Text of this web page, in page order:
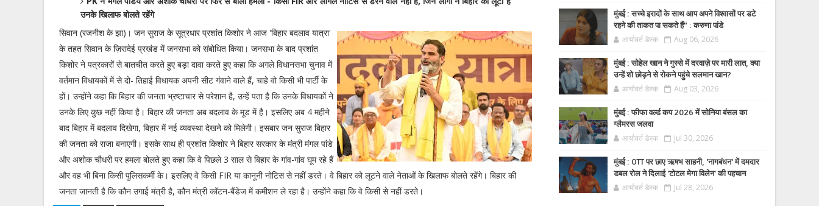
उनके खिलाफ बोलते रहेंगे
सिवान (रजनीश के झा)। जन सुराज के सूत्रधार प्रशांत किशोर ने आज 'बिहार बदलाव यात्रा'
के तहत सिवान के ज़िरादेई प्रखंड में जनसभा को संबोधित किया। जनसभा के बाद प्रशांत
किशोर ने पत्रकारों से बातचीत करते हुए बड़ा दावा करते हुए कहा कि अगले विधानसभा चुनाव में
वर्तमान विधायकों में से दो- तिहाई विधायक अपनी सीट गंवाने वाले हैं, चाहे वो किसी भी पार्टी के
हों। उन्होंने कहा कि बिहार की जनता भ्रष्टाचार से परेशान है, उन्हें पता है कि उनके विधायकों ने
उनके लिए कुछ नहीं किया है। बिहार की जनता अब बदलाव के मूड में है। इसलिए अब 4 महीने
बाद बिहार में बदलाव दिखेगा, बिहार में नई व्यवस्था देखने को मिलेगी। इसबार जन सुराज बिहार
की जनता को राजा बनाएगी। इसके साथ ही प्रशांत किशोर ने बिहार सरकार के मंत्री मंगल पांडे
और अशोक चौधरी पर हमला बोलते हुए कहा कि वे पिछले 3 साल से बिहार के गांव-गांव घूम रहे हैं
और वह भी बिना किसी पुलिसकर्मी के। इसलिए वे किसी FIR या कानूनी नोटिस से नहीं डरते। वे बिहार को लूटने वाले नेताओं के खिलाफ बोलते रहेंगे। बिहार की
जनता जानती है कि कौन उगाई मंत्री है, कौन मंत्री कॉटन-बैंडेज में कमीशन ले रहा है। उन्होंने कहा कि वे किसी से नहीं डरते।
मुंबई : सच्चे इरादों के साथ आप अपने विश्वासों पर डटे
रहने की ताकत पा सकते हैं” : करुणा पांडे
आर्यावर्त डेस्क Aug 06, 2026
मुंबई : सोहेल खान ने गुस्से में दरवाज़े पर मारी लात, क्या
उन्हें शो छोड़ने से रोकने पहुंचे सलमान खान?
आर्यावर्त डेस्क Aug 03, 2026
मुंबई : फीफा वर्ल्ड कप 2026 में सोनिया बंसल का
ग्लैमरस जलवा
आर्यावर्त डेस्क Jul 30, 2026
मुंबई : OTT पर छाए ऋषभ साहनी, 'नागबंधन' में दमदार
डबल रोल ने दिलाई 'टोटल मेगा विलेन' की पहचान
आर्यावर्त डेस्क Jul 28, 2026